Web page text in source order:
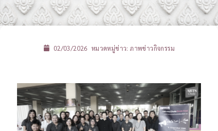
02/03/2026 หมวดหมู่ข่าว:ภาพข่าวกิจกรรม